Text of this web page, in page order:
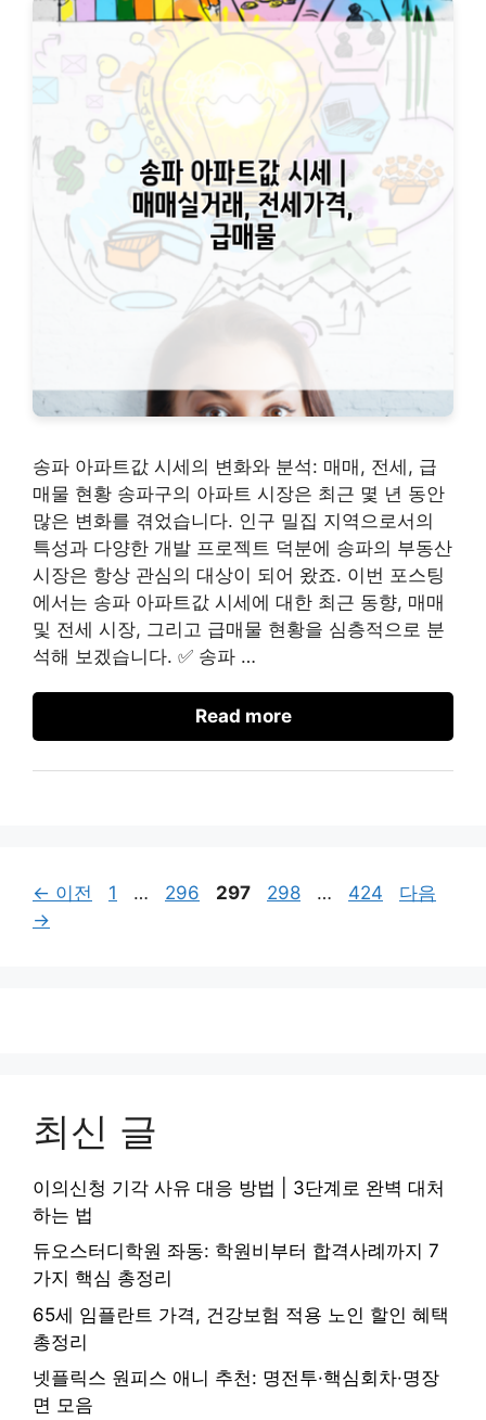
송파 아파트값 시세의 변화와 분석: 매매, 전세, 급
매물 현황 송파구의 아파트 시장은 최근 몇 년 동안
많은 변화를 겪었습니다. 인구 밀집 지역으로서의
특성과 다양한 개발 프로젝트 덕분에 송파의 부동산
시장은 항상 관심의 대상이 되어 왔죠. 이번 포스팅
에서는 송파 아파트값 시세에 대한 최근 동향, 매매
및 전세 시장, 그리고 급매물 현황을 심층적으로 분
석해 보겠습니다. ✅ 송파 …
Read more
← 이전
페
1 …
페
296
페
297
페
298 …
페
424
다음
→
최신 글
이의신청 기각 사유 대응 방법 | 3단계로 완벽 대처
하는 법
듀오스터디학원 좌동: 학원비부터 합격사례까지 7
가지 핵심 총정리
65세 임플란트 가격, 건강보험 적용 노인 할인 혜택
총정리
넷플릭스 원피스 애니 추천: 명전투·핵심회차·명장
면 모음